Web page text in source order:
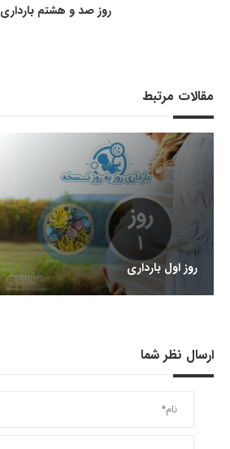
روز صد و هشتم بارداری
مقالات مرتبط
روز اول بارداری
ارسال نظر شما